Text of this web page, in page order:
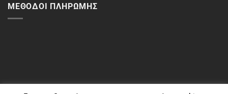
ΜΈΘΟΔΟΙ ΠΛΗΡΩΜΉΣ